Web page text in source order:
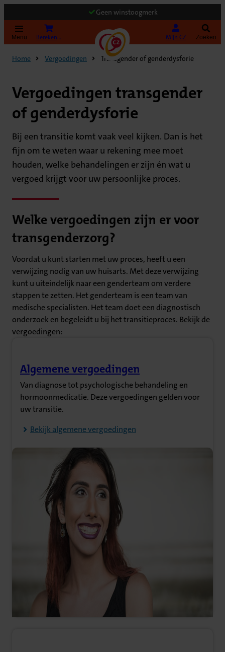
Geen winstoogmerk
Menu Bereken uw premie Mijn CZ Zoeken
Home Vergoedingen Transgender of genderdysforie
Vergoedingen transgender
of genderdysforie
Bij een transitie komt vaak veel kijken. Dan is het
fijn om te weten waar u rekening mee moet
houden, welke behandelingen er zijn én wat u
vergoed krijgt voor uw persoonlijke proces.
Welke vergoedingen zijn er voor
transgenderzorg?
Voordat u kunt starten met uw proces, heeft u een
verwijzing nodig van uw huisarts. Met deze verwijzing
kunt u uiteindelijk naar een genderteam om verdere
stappen te zetten. Het genderteam is een team van
medische specialisten. Het team doet een diagnostisch
onderzoek en begeleidt u bij het transitieproces. Bekijk de
vergoedingen:
Algemene vergoedingen
(Opent in nieuw tabblad)
Van diagnose tot psychologische behandeling en
hormoonmedicatie. Deze vergoedingen gelden voor
uw transitie.
Bekijk algemene vergoedingen